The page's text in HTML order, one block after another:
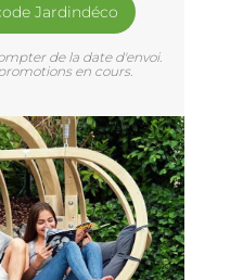
Jardindéco
de la date d'envoi.
en cours.